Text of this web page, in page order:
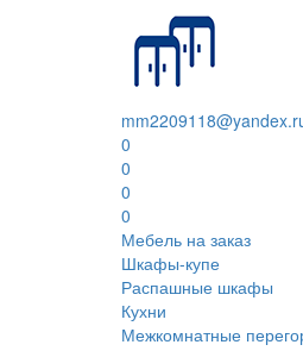
0
0
0
0
Мебель на заказ
Шкафы-купе
Распашные шкафы
Кухни
Межкомнатные